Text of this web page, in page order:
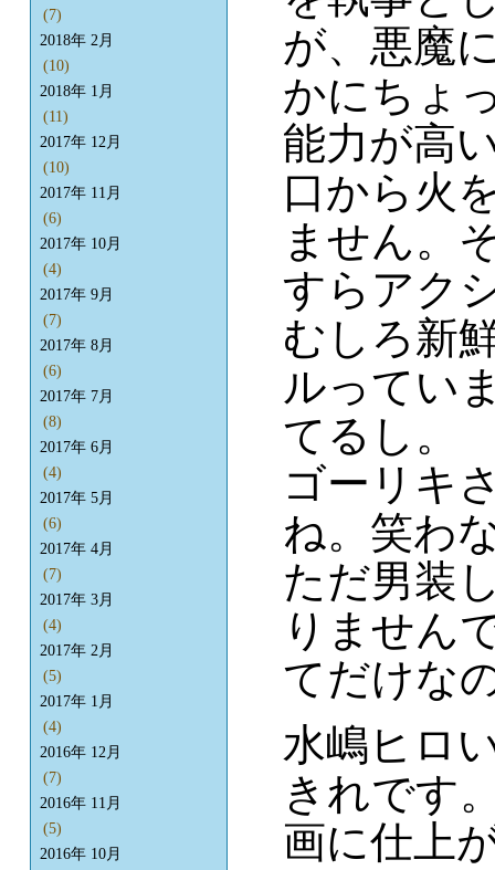
が、悪魔
かにちょ
能力が高
口から火
ません。
すらアク
むしろ新
ルってい
てるし。
ゴーリキ
ね。笑わ
ただ男装
りません
てだけな
水嶋ヒロ
きれです
画に仕上
(7)
2018年 2月
(10)
2018年 1月
(11)
2017年 12月
(10)
2017年 11月
(6)
2017年 10月
(4)
2017年 9月
(7)
2017年 8月
(6)
2017年 7月
(8)
2017年 6月
(4)
2017年 5月
(6)
2017年 4月
(7)
2017年 3月
(4)
2017年 2月
(5)
2017年 1月
(4)
2016年 12月
(7)
2016年 11月
(5)
2016年 10月